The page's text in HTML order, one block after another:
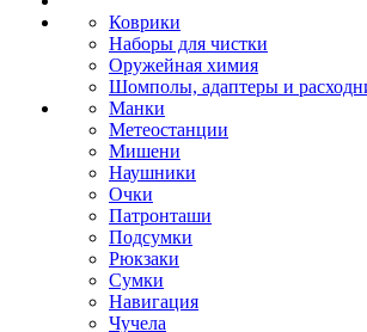
Коврики
Наборы для чистки
Оружейная химия
Шомполы, адаптеры и
Манки
Метеостанции
Мишени
Наушники
Очки
Патронташи
Подсумки
Рюкзаки
Сумки
Навигация
Чучела